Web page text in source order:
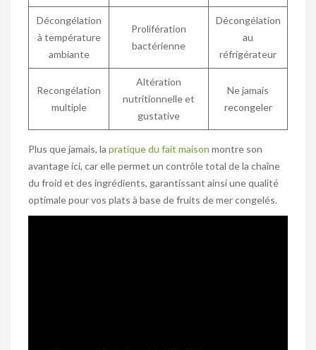
Décongélation
à température
ambiante
Prolifération
bactérienne
Décongélation
au
réfrigérateur
Recongélation
multiple
Altération
nutritionnelle et
gustative
Ne jamais
recongeler
Plus que jamais, la pratique du fait maison montre son
avantage ici, car elle permet un contrôle total de la chaîne
du froid et des ingrédients, garantissant ainsi une qualité
optimale pour vos plats à base de fruits de mer congelés.